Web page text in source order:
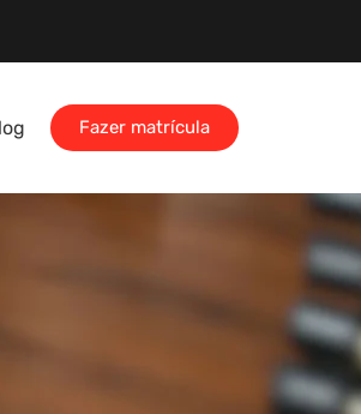
Fazer matrícula